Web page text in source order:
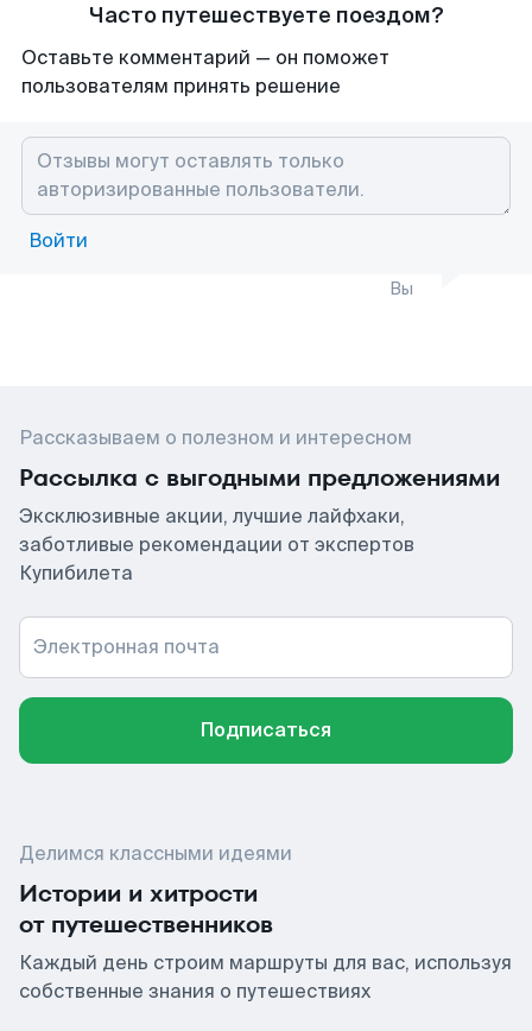
Часто путешествуете поездом?
Оставьте комментарий — он поможет
пользователям принять решение
Войти
Вы
Рассказываем о полезном и интересном
Рассылка с выгодными предложениями
Эксклюзивные акции, лучшие лайфхаки,
заботливые рекомендации от экспертов
Купибилета
Электронная почта
Подписаться
Делимся классными идеями
Истории и хитрости
от путешественников
Каждый день строим маршруты для вас, используя
собственные знания о путешествиях